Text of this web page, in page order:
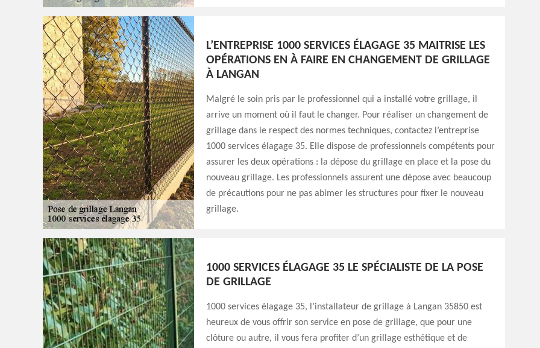
L’ENTREPRISE 1000 SERVICES ÉLAGAGE 35 MAITRISE LES
OPÉRATIONS EN À FAIRE EN CHANGEMENT DE GRILLAGE
À LANGAN
Malgré le soin pris par le professionnel qui a installé votre grillage, il
arrive un moment où il faut le changer. Pour réaliser un changement de
grillage dans le respect des normes techniques, contactez l’entreprise
1000 services élagage 35. Elle dispose de professionnels compétents pour
assurer les deux opérations : la dépose du grillage en place et la pose du
nouveau grillage. Les professionnels assurent une dépose avec beaucoup
de précautions pour ne pas abimer les structures pour fixer le nouveau
grillage.
1000 SERVICES ÉLAGAGE 35 LE SPÉCIALISTE DE LA POSE
DE GRILLAGE
1000 services élagage 35, l’installateur de grillage à Langan 35850 est
heureux de vous offrir son service en pose de grillage, que pour une
clôture ou autre, il vous fera profiter d’un grillage esthétique et de